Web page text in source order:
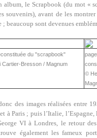
le Scrapbook (du mot «
souvenirs), avant de les
beaucoup sont devenues
du "scrapbook"
Cartier-Bresson / Magnum
©
des images réalisées entre
à Paris ; puis l’Italie,
VI à Londres, le retour
également les fameux